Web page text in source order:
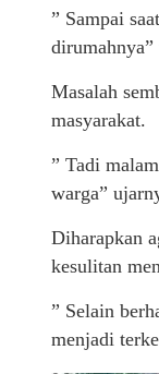
” Sampai
Masalah
masyarakat.
” Tadi
warga”
Diharapkan
kesulitan
” Selain
menjadi